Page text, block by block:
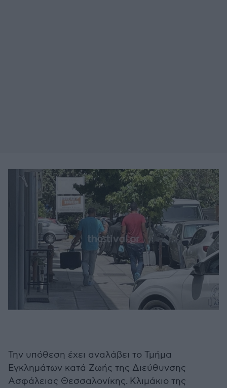
Την υπόθεση έχει αναλάβει το Τμήμα
Εγκλημάτων κατά Ζωής της Διεύθυνσης
Ασφάλειας Θεσσαλονίκης. Κλιμάκιο της